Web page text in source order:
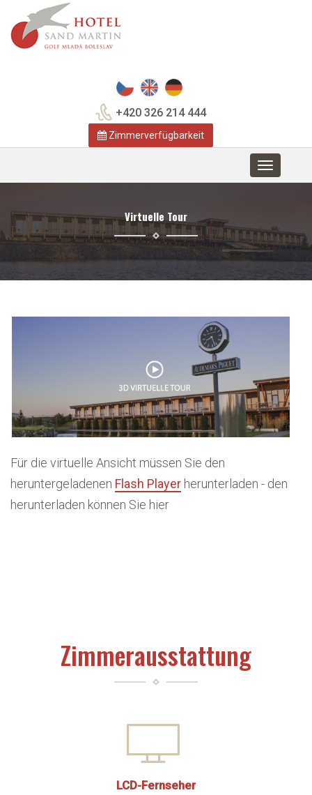
+420 326 214 444
Zimmerverfügbarkeit
Toggle
navigation
Virtuelle Tour
Für die virtuelle Ansicht müssen Sie den
heruntergeladenen Flash Player herunterladen - den
herunterladen können Sie hier
Zimmerausstattung
LCD-Fernseher